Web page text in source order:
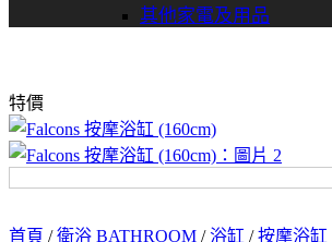
其他家電及用品
特價
首頁 / 衛浴 BATHROOM / 浴缸 / 按摩浴缸